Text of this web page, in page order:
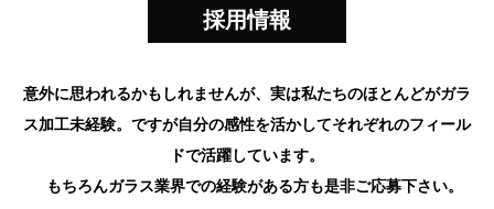
採用情報
意外に思われるかもしれませんが、実は私たちのほとんどがガラ
ス加工未経験。ですが自分の感性を活かしてそれぞれのフィール
ドで活躍しています。
もちろんガラス業界での経験がある方も是非ご応募下さい。